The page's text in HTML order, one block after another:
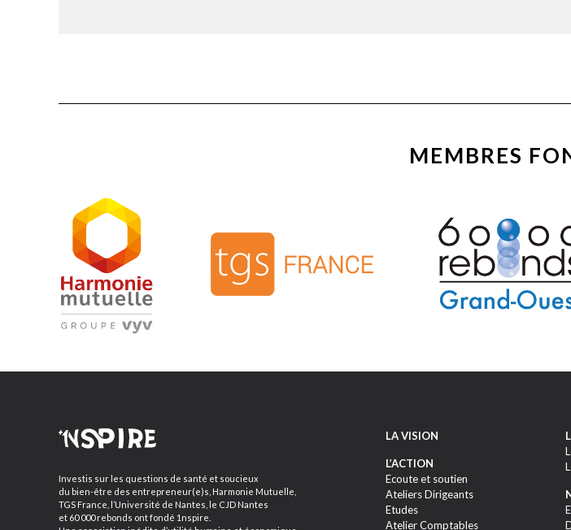
MEMBRES
Investis sur les questions de santé et soucieux
du bien-être des entrepreneur(e)s, Harmonie Mutuelle,
TGS France, l’Université de Nantes, le CJD Nantes
et 60 000 rebonds ont fondé 1nspire.
LA VISION
L’ACTION
Ecoute et soutien
Ateliers Dirigeants
Etudes
Atelier Comptables